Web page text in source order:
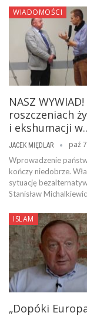
WIADOMOŚCI
NASZ
roszczeniach
i ekshumacji
JACEK MIĘDLAR paź
Wprowadzenie
kończy niedobrze.
sytuację
Stanisław
ISLAM
„Dopóki